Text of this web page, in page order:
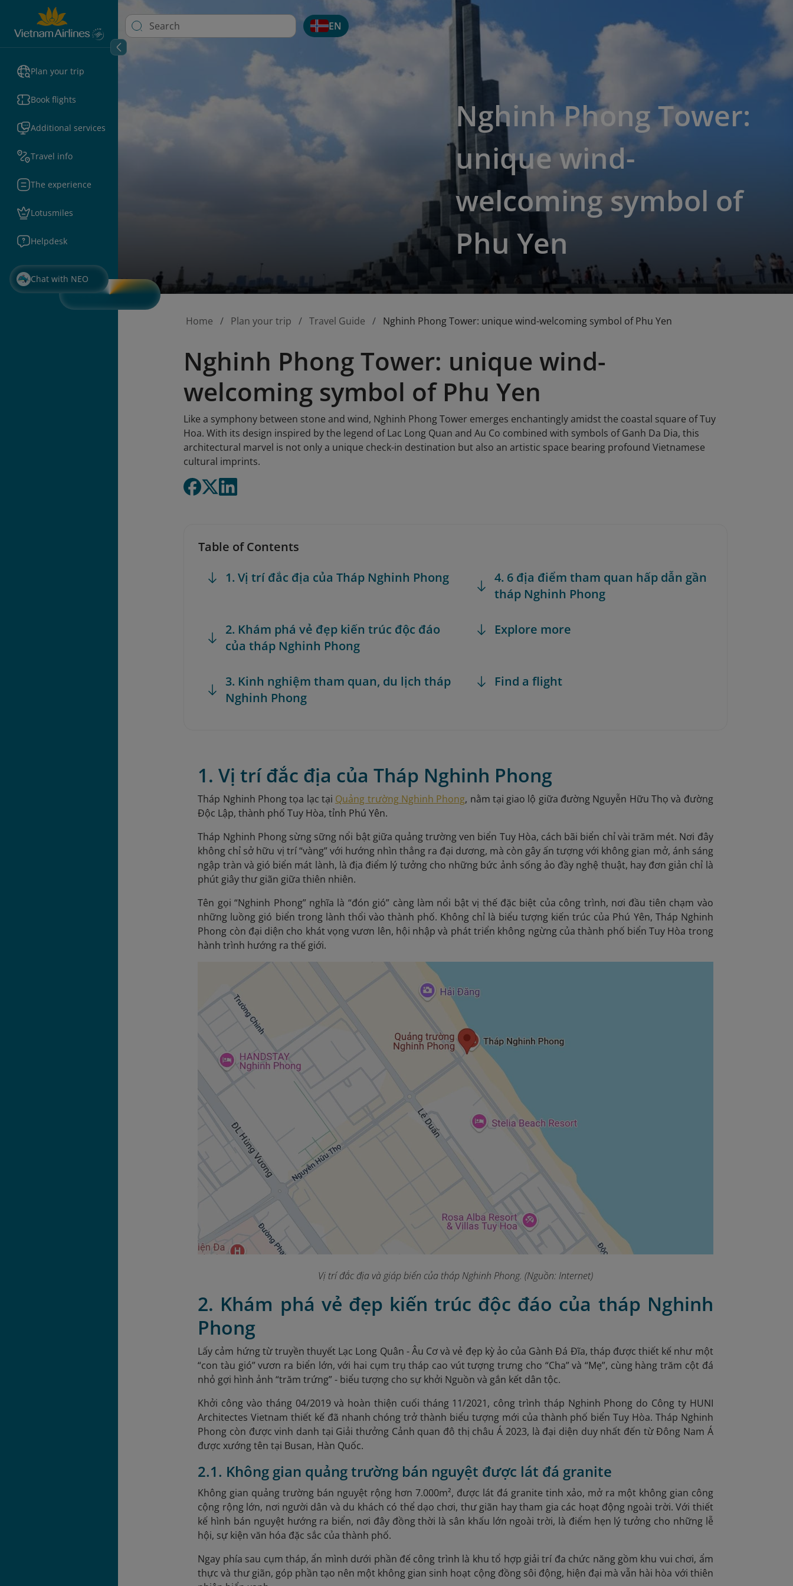
Plan your trip
Book flights
Additional services
Travel info
The experience
Lotusmiles
Helpdesk
Chat with NEO
EN
Nghinh Phong Tower:
unique wind-
welcoming symbol of
Phu Yen
Home Plan your trip Travel Guide Nghinh Phong Tower: unique wind-welcoming symbol of Phu Yen
Nghinh Phong Tower: unique wind-
welcoming symbol of Phu Yen
Like a symphony between stone and wind, Nghinh Phong Tower emerges enchantingly amidst the coastal square of Tuy
Hoa. With its design inspired by the legend of Lac Long Quan and Au Co combined with symbols of Ganh Da Dia, this
architectural marvel is not only a unique check-in destination but also an artistic space bearing profound Vietnamese
cultural imprints.
Table of Contents
1. Vị trí đắc địa của Tháp Nghinh Phong
2. Khám phá vẻ đẹp kiến trúc độc đáo
của tháp Nghinh Phong
3. Kinh nghiệm tham quan, du lịch tháp
Nghinh Phong
4. 6 địa điểm tham quan hấp dẫn gần
tháp Nghinh Phong
Explore more
Find a flight
1. Vị trí đắc địa của Tháp Nghinh Phong
Tháp Nghinh Phong tọa lạc tại Quảng trường Nghinh Phong, nằm tại giao lộ giữa đường Nguyễn Hữu Thọ và đường
Độc Lập, thành phố Tuy Hòa, tỉnh Phú Yên.
Tháp Nghinh Phong sừng sững nổi bật giữa quảng trường ven biển Tuy Hòa, cách bãi biển chỉ vài trăm mét. Nơi đây
không chỉ sở hữu vị trí “vàng” với hướng nhìn thẳng ra đại dương, mà còn gây ấn tượng với không gian mở, ánh sáng
ngập tràn và gió biển mát lành, là địa điểm lý tưởng cho những bức ảnh sống ảo đầy nghệ thuật, hay đơn giản chỉ là
phút giây thư giãn giữa thiên nhiên.
Tên gọi “Nghinh Phong” nghĩa là “đón gió” càng làm nổi bật vị thế đặc biệt của công trình, nơi đầu tiên chạm vào
những luồng gió biển trong lành thổi vào thành phố. Không chỉ là biểu tượng kiến trúc của Phú Yên, Tháp Nghinh
Phong còn đại diện cho khát vọng vươn lên, hội nhập và phát triển không ngừng của thành phố biển Tuy Hòa trong
hành trình hướng ra thế giới.
Vị trí đắc địa và giáp biển của tháp Nghinh Phong. (Nguồn: Internet)
2. Khám phá vẻ đẹp kiến trúc độc đáo của tháp Nghinh
Phong
Lấy cảm hứng từ truyền thuyết Lạc Long Quân - Âu Cơ và vẻ đẹp kỳ ảo của Gành Đá Đĩa, tháp được thiết kế như một
“con tàu gió” vươn ra biển lớn, với hai cụm trụ tháp cao vút tượng trưng cho “Cha” và “Mẹ”, cùng hàng trăm cột đá
nhỏ gợi hình ảnh “trăm trứng” - biểu tượng cho sự khởi Nguồn và gắn kết dân tộc.
Khởi công vào tháng 04/2019 và hoàn thiện cuối tháng 11/2021, công trình tháp Nghinh Phong do Công ty HUNI
Architectes Vietnam thiết kế đã nhanh chóng trở thành biểu tượng mới của thành phố biển Tuy Hòa. Tháp Nghinh
Phong còn được vinh danh tại Giải thưởng Cảnh quan đô thị châu Á 2023, là đại diện duy nhất đến từ Đông Nam Á
được xướng tên tại Busan, Hàn Quốc.
2.1. Không gian quảng trường bán nguyệt được lát đá granite
Không gian quảng trường bán nguyệt rộng hơn 7.000m², được lát đá granite tinh xảo, mở ra một không gian công
cộng rộng lớn, nơi người dân và du khách có thể dạo chơi, thư giãn hay tham gia các hoạt động ngoài trời. Với thiết
kế hình bán nguyệt hướng ra biển, nơi đây đồng thời là sân khấu lớn ngoài trời, là điểm hẹn lý tưởng cho những lễ
hội, sự kiện văn hóa đặc sắc của thành phố.
Ngay phía sau cụm tháp, ẩn mình dưới phần đế công trình là khu tổ hợp giải trí đa chức năng gồm khu vui chơi, ẩm
thực và thư giãn, góp phần tạo nên một không gian sinh hoạt cộng đồng sôi động, hiện đại mà vẫn hài hòa với thiên